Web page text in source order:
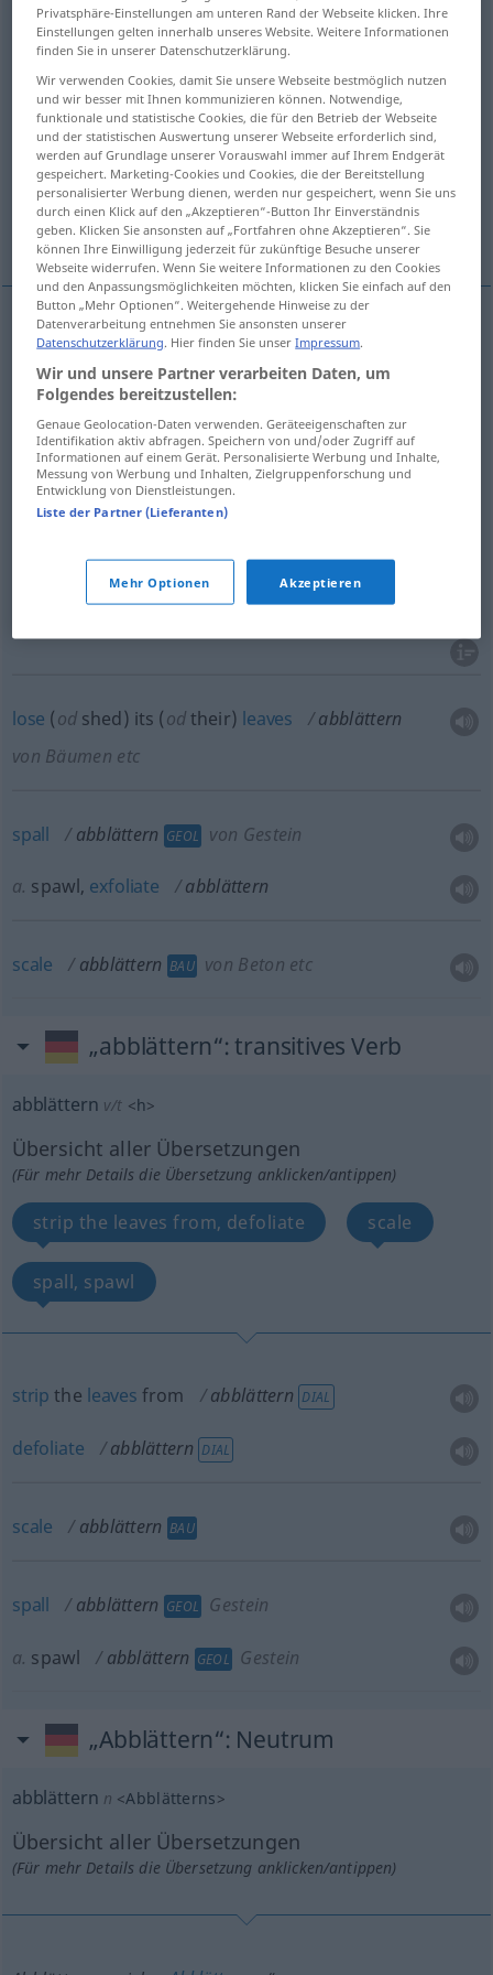
Übersicht aller Übersetzungen
peel off, exfoliate, desquamate
spall, spawl, exfoliate scale
lose its leaves
Beispiele
u.sich abblättern v/r
von Farbe etc
flake(off),peel(off),chip(off)
peel(off) abblättern MED
abblättern
desquamate abblättern
lose (odshed) its (odtheir) leaves
abblättern
von Bäumen etc
spall abblättern GEOL von Gestein
a. spawl, exfoliate abblättern
scale abblättern BAU von Beton etc
„abblättern“: transitives Verb
abblättern v/t <h>
Übersicht aller Übersetzungen
(Für mehr Details die Übersetzung anklicken/antippen)
strip the leaves from, defoliate scale
spall, spawl
strip the leaves from abblättern DIAL
defoliate abblättern DIAL
scale abblättern BAU
spall abblättern GEOL Gestein
a. spawl abblättern GEOL Gestein
„Abblättern“: Neutrum
abblättern n <Abblätterns>
Übersicht aller Übersetzungen
(Für mehr Details die Übersetzung anklicken/antippen)
Privatsphäre-Einstellungen am unteren Rand der Webseite klicken. Ihre
Einstellungen gelten innerhalb unseres Website. Weitere Informationen
finden Sie in unserer Datenschutzerklärung.
Wir verwenden Cookies, damit Sie unsere Webseite bestmöglich nutzen
und wir besser mit Ihnen kommunizieren können. Notwendige,
funktionale und statistische Cookies, die für den Betrieb der Webseite
und der statistischen Auswertung unserer Webseite erforderlich sind,
werden auf Grundlage unserer Vorauswahl immer auf Ihrem Endgerät
gespeichert. Marketing-Cookies und Cookies, die der Bereitstellung
personalisierter Werbung dienen, werden nur gespeichert, wenn Sie uns
durch einen Klick auf den „Akzeptieren“-Button Ihr Einverständnis
geben. Klicken Sie ansonsten auf „Fortfahren ohne Akzeptieren“. Sie
können Ihre Einwilligung jederzeit für zukünftige Besuche unserer
Webseite widerrufen. Wenn Sie weitere Informationen zu den Cookies
und den Anpassungsmöglichkeiten möchten, klicken Sie einfach auf den
Button „Mehr Optionen“. Weitergehende Hinweise zu der
Datenverarbeitung entnehmen Sie ansonsten unserer
Datenschutzerklärung. Hier finden Sie unserImpressum.
Wir und unsere Partner verarbeiten Daten, um
Folgendes bereitzustellen:
Genaue Geolocation-Daten verwenden. Geräteeigenschaften zur
Identifikation aktiv abfragen. Speichern von und/oder Zugriff auf
Informationen auf einem Gerät. Personalisierte Werbung und Inhalte,
Messung von Werbung und Inhalten, Zielgruppenforschung und
Entwicklung von Dienstleistungen.
Liste der Partner (Lieferanten)
Mehr Optionen Akzeptieren